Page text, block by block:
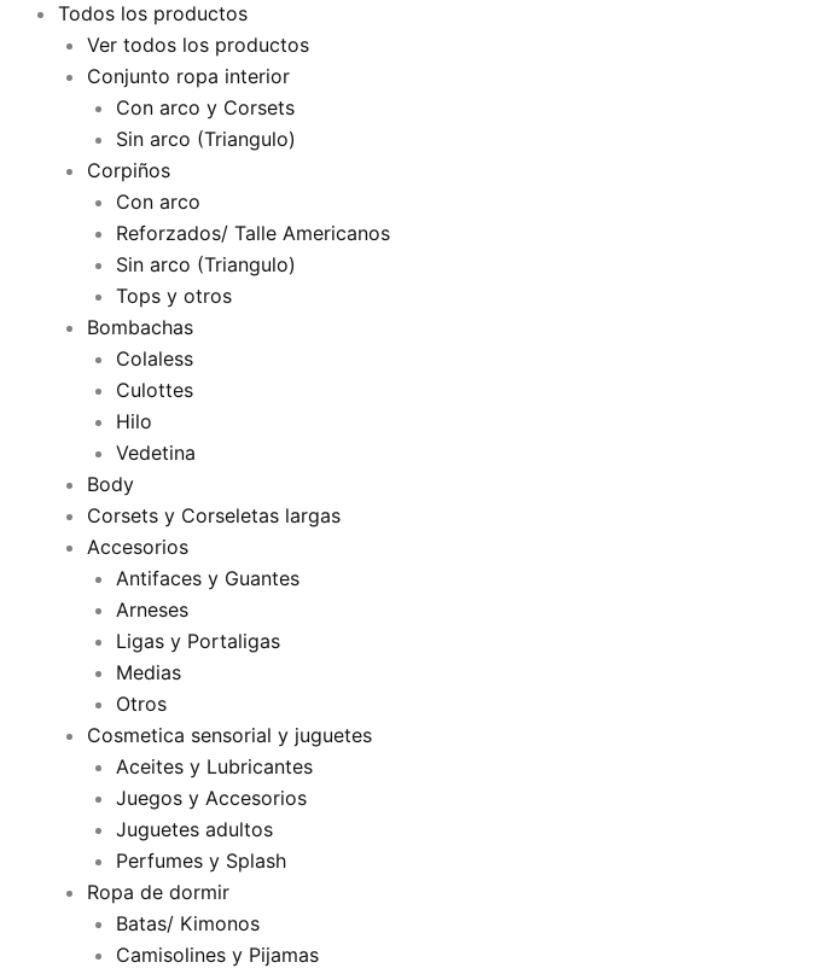
Todos los productos
Ver todos los productos
Conjunto ropa interior
Con arco y Corsets
Sin arco (Triangulo)
Corpiños
Con arco
Reforzados/ Talle Americanos
Sin arco (Triangulo)
Tops y otros
Bombachas
Colaless
Culottes
Hilo
Vedetina
Body
Corsets y Corseletas largas
Accesorios
Antifaces y Guantes
Arneses
Ligas y Portaligas
Medias
Otros
Cosmetica sensorial y juguetes
Aceites y Lubricantes
Juegos y Accesorios
Juguetes adultos
Perfumes y Splash
Ropa de dormir
Batas/ Kimonos
Camisolines y Pijamas